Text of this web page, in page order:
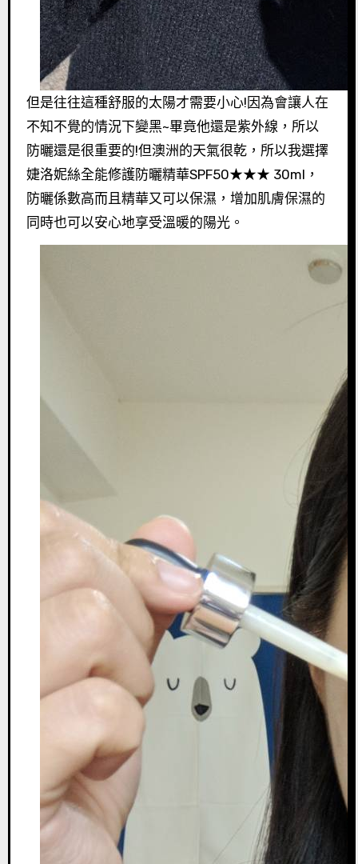
但是往往這種舒服的太陽才需要小心!因為會讓人在
不知不覺的情況下變黑~畢竟他還是紫外線，所以
防曬還是很重要的!但澳洲的天氣很乾，所以我選擇
婕洛妮絲全能修護防曬精華SPF50★★★ 30ml，
防曬係數高而且精華又可以保濕，增加肌膚保濕的
同時也可以安心地享受溫暖的陽光。